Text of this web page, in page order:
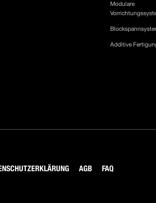
Modulare
Additive
AGB FAQ